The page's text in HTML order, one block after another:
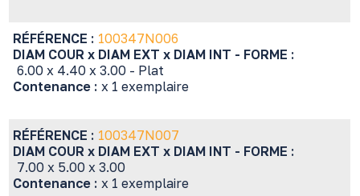
RÉFÉRENCE : 100347N006
DIAM COUR x DIAM EXT x DIAM INT - FORME :
6.00 x 4.40 x 3.00 - Plat
Contenance : x 1 exemplaire
RÉFÉRENCE : 100347N007
DIAM COUR x DIAM EXT x DIAM INT - FORME :
7.00 x 5.00 x 3.00
Contenance : x 1 exemplaire